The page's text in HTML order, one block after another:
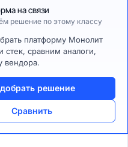
на связи
решение по этому классу
платформу Монолит
сравним аналоги,
вендора.
решение
Сравнить